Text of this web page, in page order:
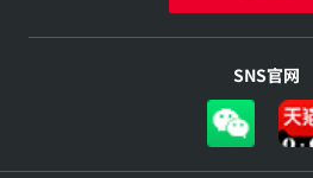
SNS官网